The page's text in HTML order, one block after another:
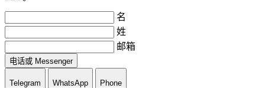
名
姓
邮箱
电话或 Messenger
Telegram WhatsApp
Phone